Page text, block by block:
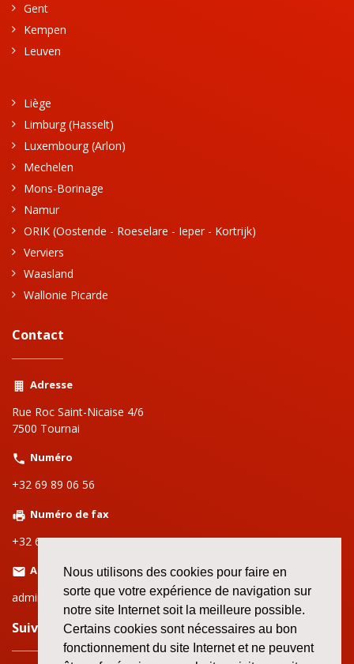
Nous utilisons des cookies pour faire en
sorte que votre expérience de navigation sur
notre site Internet soit la meilleure possible.
Certains cookies sont nécessaires au bon
fonctionnement du site Internet et ne peuvent
Gent
Kempen
Leuven
Liège
Limburg (Hasselt)
Luxembourg (Arlon)
Mechelen
Mons-Borinage
Namur
ORIK (Oostende - Roeselare - Ieper - Kortrijk)
Verviers
Waasland
Wallonie Picarde
Contact
Adresse
Rue Roc Saint-Nicaise 4/6
7500 Tournai
Numéro
+32 69 89 06 56
Numéro de fax
+32 69 89 06 59
Adresse email
admin.tournai@setca-fgtb.be
Suivez nous sur le web!